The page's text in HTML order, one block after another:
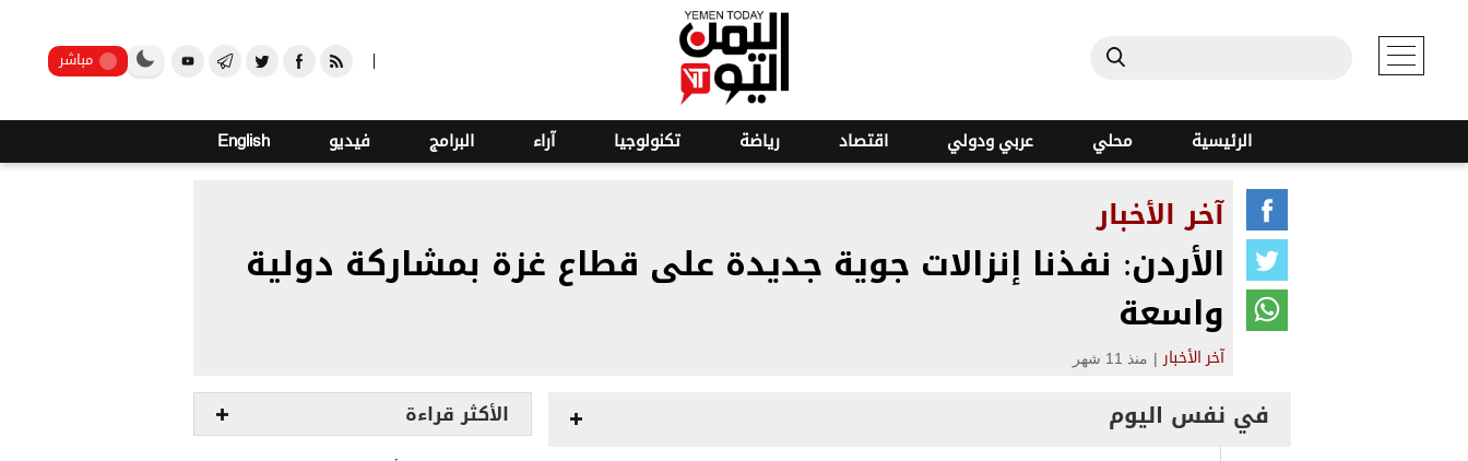
صنعاء مباشر
الرئيسية محلي عربي ودولي اقتصاد رياضة تكنولوجيا آراء البرامج فيديو English
آخر الأخبار
الأردن: نفذنا إنزالات جوية جديدة على قطاع غزة بمشاركة دولية
واسعة
آخر الأخبار | منذ 11 شهر
في نفس اليوم الأكثر قراءة